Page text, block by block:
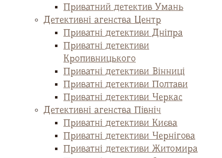
Приватний детектив Умань
Детективні агенства Центр
Приватні детективи Дніпра
Приватні детективи
Кропивницького
Приватні детективи Вінниці
Приватні детективи Полтави
Приватні детективи Черкас
Детективні агенства Північ
Приватні детективи Києва
Приватні детективи Чернігова
Приватні детективи Житомира